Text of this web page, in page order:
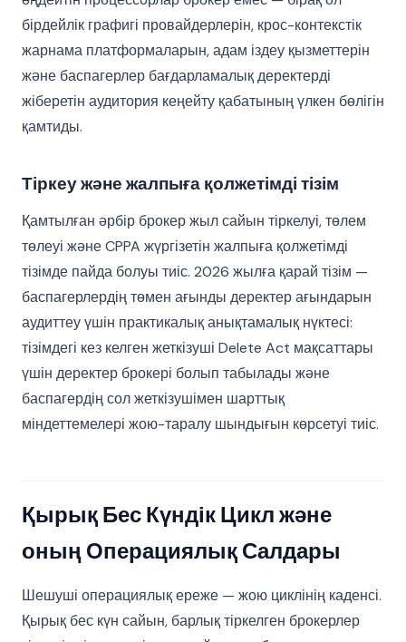
бірдейлік графигі провайдерлерін, крос-контекстік
жарнама платформаларын, адам іздеу қызметтерін
және баспагерлер бағдарламалық деректерді
жіберетін аудитория кеңейту қабатының үлкен бөлігін
қамтиды.
Тіркеу және жалпыға қолжетімді тізім
Қамтылған әрбір брокер жыл сайын тіркелуі, төлем
төлеуі және CPPA жүргізетін жалпыға қолжетімді
тізімде пайда болуы тиіс. 2026 жылға қарай тізім —
баспагерлердің төмен ағынды деректер ағындарын
аудиттеу үшін практикалық анықтамалық нүктесі:
тізімдегі кез келген жеткізуші Delete Act мақсаттары
үшін деректер брокері болып табылады және
баспагердің сол жеткізушімен шарттық
міндеттемелері жою-таралу шындығын көрсетуі тиіс.
Қырық Бес Күндік Цикл және
оның Операциялық Салдары
Шешуші операциялық ереже — жою циклінің каденсі.
Қырық бес күн сайын, барлық тіркелген брокерлер